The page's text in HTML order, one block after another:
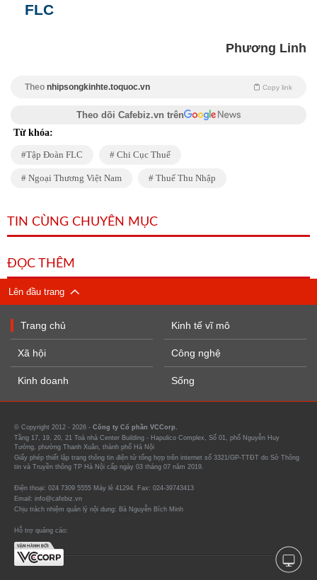
FLC
Phương Linh
Theo nhipsongkinhte.toquoc.vn Copy link
Theo dõi Cafebiz.vn trên
Từ khóa:
Tập Đoàn FLC Chi Cục Thuế
Ngoại Thương Việt Nam Thuế Thu Nhập
TIN CÙNG CHUYÊN MỤC
ĐỌC THÊM
Lên đầu trang
Trang chủ
Xã hội
Kinh doanh
Kinh tế vĩ mô
Công nghệ
Sống
© Copyright 2012 - 2026 - Công ty Cổ phần VCCorp.
Tầng 17, 19, 20, 21 Toà nhà Center Building - Hapulico Complex, Số 01, phố Nguyễn Huy
Tưởng, phường Thanh Xuân, thành phố Hà Nội
Giấy phép thiết lập trang thông tin điện tử tổng hợp trên internet số 3321/GP-TTĐT do Sở Thông
tin và Truyền thông TP Hà Nội cấp ngày 03 tháng 07 năm 2019.
Điện thoại: 024 7309 5555 Máy lẻ 41294. Fax: 024-39743413
Email: info@cafebiz.vn
Chịu trách nhiệm quản lý nội dung: Bà Nguyễn Bích Minh
Hỗ trợ quảng cáo: